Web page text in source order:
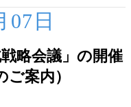
07日
略会議」の開催
案内）